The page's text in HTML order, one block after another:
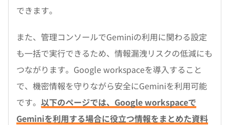
できます。
また、管理コンソールでGeminiの利用に関わる設定
も一括で実行できるため、情報漏洩リスクの低減にも
つながります。Google workspaceを導入すること
で、機密情報を守りながら安全にGeminiを利用可能
です。 以下のページでは、Google workspaceで
Geminiを利用する場合に役立つ情報をまとめた資料